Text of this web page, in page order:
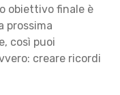
obiettivo finale è
prossima
così puoi
creare ricordi